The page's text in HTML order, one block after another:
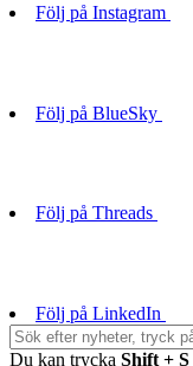
Följ på Instagram
Följ på BlueSky
Följ på Threads
Följ på LinkedIn
Du kan trycka Shift + S